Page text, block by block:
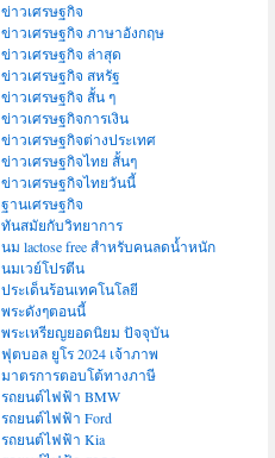
ข่าวเศรษฐกิจ
ข่าวเศรษฐกิจ ภาษาอังกฤษ
ข่าวเศรษฐกิจ ล่าสุด
ข่าวเศรษฐกิจ สหรัฐ
ข่าวเศรษฐกิจ สั้น ๆ
ข่าวเศรษฐกิจการเงิน
ข่าวเศรษฐกิจต่างประเทศ
ข่าวเศรษฐกิจไทย สั้นๆ
ข่าวเศรษฐกิจไทยวันนี้
ฐานเศรษฐกิจ
ทันสมัยกับวิทยาการ
นม lactose free สำหรับคนลดน้ำหนัก
นมเวย์โปรตีน
ประเด็นร้อนเทคโนโลยี
พระดังๆตอนนี้
พระเหรียญยอดนิยม ปัจจุบัน
ฟุตบอล ยูโร 2024 เจ้าภาพ
มาตรการตอบโต้ทางภาษี
รถยนต์ไฟฟ้า BMW
รถยนต์ไฟฟ้า Ford
รถยนต์ไฟฟ้า Kia